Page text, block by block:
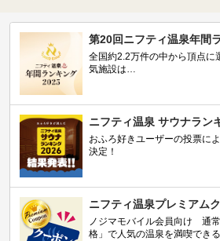
第20回ニフティ温泉年間
全国約2.2万件の中から頂点に
気施設は…
ニフティ温泉 サウナラン
おふろ好きユーザーの投票に
決定！
ニフティ温泉プレミアム
ノジマモバイル会員向け 通
格」で人気の温泉を満喫できる